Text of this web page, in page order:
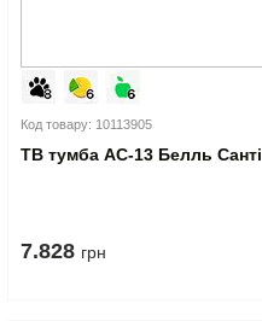
Код товару: 10113905
ТВ тумба АС-13 Белль Санті
7.828 грн